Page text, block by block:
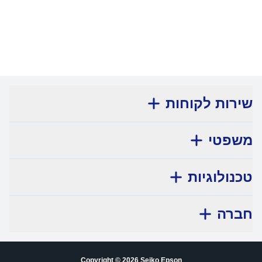
שירות לקוחות
משפטי
טכנולוגיות
חברה